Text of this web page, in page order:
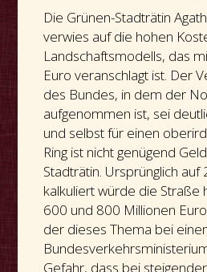
Die Grünen-Stadträtin
verwies auf die hohen
Landschaftsmodells, das
Euro veranschlagt ist. Der
des Bundes, in dem der
aufgenommen ist, sei
und selbst für einen
Ring ist nicht genügend
Stadträtin. Ursprünglich
kalkuliert würde die Straße
600 und 800 Millionen
der dieses Thema bei
Gefahr, dass bei